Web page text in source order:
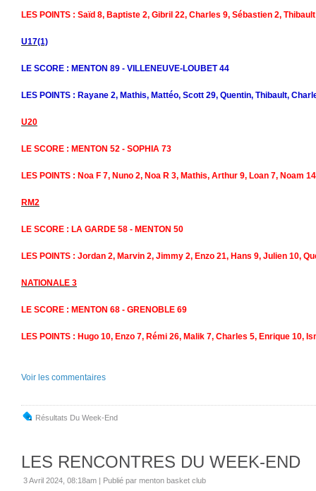
LES POINTS : Saïd 8, Baptiste 2, Gibril 22, Charles 9, Sébastien 2,
U17(1)
LE SCORE : MENTON 89 - VILLENEUVE-LOUBET 44
LES POINTS : Rayane 2, Mathis, Mattéo, Scott 29, Quentin, Thibault,
U20
LE SCORE : MENTON 52 - SOPHIA 73
LES POINTS : Noa F 7, Nuno 2, Noa R 3, Mathis, Arthur 9, Loan 7, Noam
RM2
LE SCORE : LA GARDE 58 - MENTON 50
LES POINTS : Jordan 2, Marvin 2, Jimmy 2, Enzo 21, Hans 9, Julien 10,
NATIONALE 3
LE SCORE : MENTON 68 - GRENOBLE 69
LES POINTS : Hugo 10, Enzo 7, Rémi 26, Malik 7, Charles 5, Enrique 10,
Voir les commentaires
Résultats Du Week-End
LES RENCONTRES DU WEEK-END
3 Avril 2024, 08:18am | Publié par menton basket club